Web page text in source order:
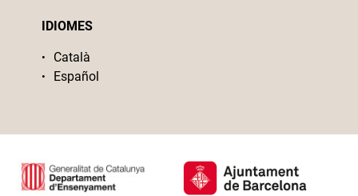
IDIOMES
Català
Español